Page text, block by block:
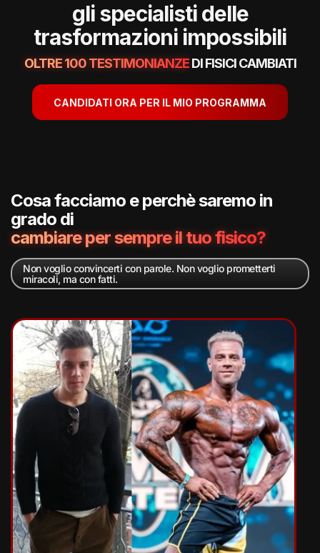
gli specialisti delle
trasformazioni impossibili
OLTRE 100 TESTIMONIANZEDI FISICI CAMBIATI
CANDIDATI ORA PER IL MIO PROGRAMMA
Cosa facciamo e perchè saremo in
grado di
cambiare per sempre il tuo fisico?
Non voglio convincerti con parole. Non voglio prometterti
miracoli, ma con fatti.